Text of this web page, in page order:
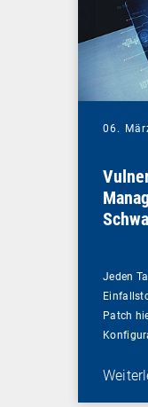
06.
Jeden
Patch